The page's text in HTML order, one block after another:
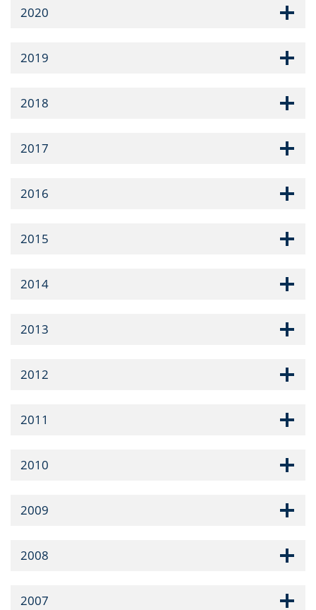
2020
2019
2018
2017
2016
2015
2014
2013
2012
2011
2010
2009
2008
2007